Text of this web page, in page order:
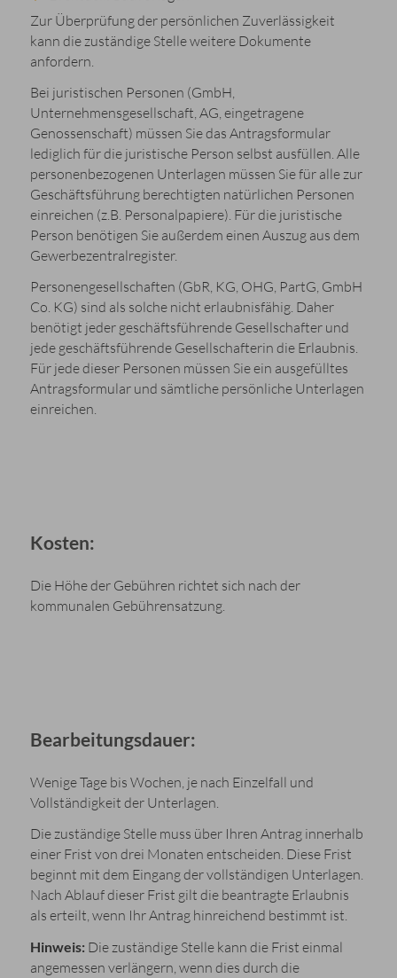
Zur Überprüfung der persönlichen Zuverlässigkeit
kann die zuständige Stelle weitere Dokumente
anfordern.
Bei juristischen Personen (GmbH,
Unternehmensgesellschaft, AG, eingetragene
Genossenschaft) müssen Sie das Antragsformular
lediglich für die juristische Person selbst ausfüllen. Alle
personenbezogenen Unterlagen müssen Sie für alle zur
Geschäftsführung berechtigten natürlichen Personen
einreichen (z.B. Personalpapiere). Für die juristische
Person benötigen Sie außerdem einen Auszug aus dem
Gewerbezentralregister.
Personengesellschaften (GbR, KG, OHG, PartG, GmbH
Co. KG) sind als solche nicht erlaubnisfähig. Daher
benötigt jeder geschäftsführende Gesellschafter und
jede geschäftsführende Gesellschafterin die Erlaubnis.
Für jede dieser Personen müssen Sie ein ausgefülltes
Antragsformular und sämtliche persönliche Unterlagen
einreichen.
Kosten:
Die Höhe der Gebühren richtet sich nach der
kommunalen Gebührensatzung.
Bearbeitungsdauer:
Wenige Tage bis Wochen, je nach Einzelfall und
Vollständigkeit der Unterlagen.
Die zuständige Stelle muss über Ihren Antrag innerhalb
einer Frist von drei Monaten entscheiden. Diese Frist
beginnt mit dem Eingang der vollständigen Unterlagen.
Nach Ablauf dieser Frist gilt die beantragte Erlaubnis
als erteilt, wenn Ihr Antrag hinreichend bestimmt ist.
Hinweis: Die zuständige Stelle kann die Frist einmal
angemessen verlängern, wenn dies durch die